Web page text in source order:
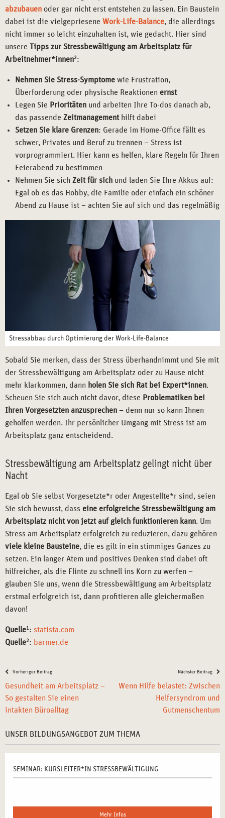
abzubauen oder gar nicht erst entstehen zu lassen. Ein Baustein
dabei ist die vielgepriesene Work-Life-Balance, die allerdings
nicht immer so leicht einzuhalten ist, wie gedacht. Hier sind
unsere Tipps zur Stressbewältigung am Arbeitsplatz für
Arbeitnehmer*innen2:
Nehmen Sie Stress-Symptome wie Frustration,
Überforderung oder physische Reaktionen ernst
Legen Sie Prioritäten und arbeiten Ihre To-dos danach ab,
das passende Zeitmanagementhilft dabei
Setzen Sie klare Grenzen: Gerade im Home-Office fällt es
schwer, Privates und Beruf zu trennen – Stress ist
vorprogrammiert. Hier kann es helfen, klare Regeln für Ihren
Feierabend zu bestimmen
Nehmen Sie sich Zeit für sich und laden Sie Ihre Akkus auf:
Egal ob es das Hobby, die Familie oder einfach ein schöner
Abend zu Hause ist – achten Sie auf sich und das regelmäßig
Stressabbau durch Optimierung der Work-Life-Balance
Sobald Sie merken, dass der Stress überhandnimmt und Sie mit
der Stressbewältigung am Arbeitsplatz oder zu Hause nicht
mehr klarkommen, dann holen Sie sich Rat bei Expert*innen.
Scheuen Sie sich auch nicht davor, diese Problematiken bei
Ihren Vorgesetzten anzusprechen – denn nur so kann Ihnen
geholfen werden. Ihr persönlicher Umgang mit Stress ist am
Arbeitsplatz ganz entscheidend.
Stressbewältigung am Arbeitsplatz gelingt nicht über
Nacht
Egal ob Sie selbst Vorgesetzte*r oder Angestellte*r sind, seien
Sie sich bewusst, dass eine erfolgreiche Stressbewältigung am
Arbeitsplatz nicht von jetzt auf gleich funktionieren kann. Um
Stress am Arbeitsplatz erfolgreich zu reduzieren, dazu gehören
viele kleine Bausteine, die es gilt in ein stimmiges Ganzes zu
setzen. Ein langer Atem und positives Denken sind dabei oft
hilfreicher, als die Flinte zu schnell ins Korn zu werfen –
glauben Sie uns, wenn die Stressbewältigung am Arbeitsplatz
erstmal erfolgreich ist, dann profitieren alle gleichermaßen
davon!
Quelle1 : statista.com
Quelle2: barmer.de
Vorheriger Beitrag
Gesundheit am Arbeitsplatz –
So gestalten Sie einen
intakten Büroalltag
Nächster Beitrag
Wenn Hilfe belastet: Zwischen
Helfersyndrom und
Gutmenschentum
UNSER BILDUNGSANGEBOT ZUM THEMA
SEMINAR: KURSLEITER*IN STRESSBEWÄLTIGUNG
Mehr Infos